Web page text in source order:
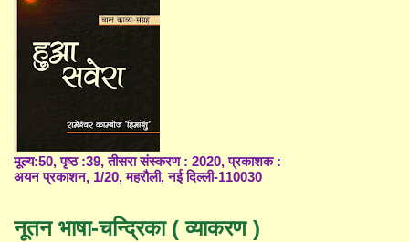
मूल्य:50, पृष्ठ :39, तीसरा संस्करण : 2020, प्रकाशक :
अयन प्रकाशन, 1/20, महरौली, नई दिल्ली-110030
नूतन भाषा-चन्द्रिका ( व्याकरण )